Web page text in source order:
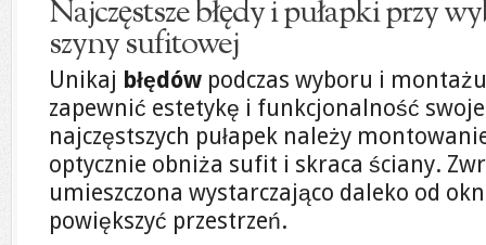
Najczęstsze błędy i pułapki przy
szyny sufitowej
Unikaj błędów podczas wyboru i
zapewnić estetykę i funkcjonalność
najczęstszych pułapek należy
optycznie obniża sufit i skraca ściany.
umieszczona wystarczająco daleko od
powiększyć przestrzeń.